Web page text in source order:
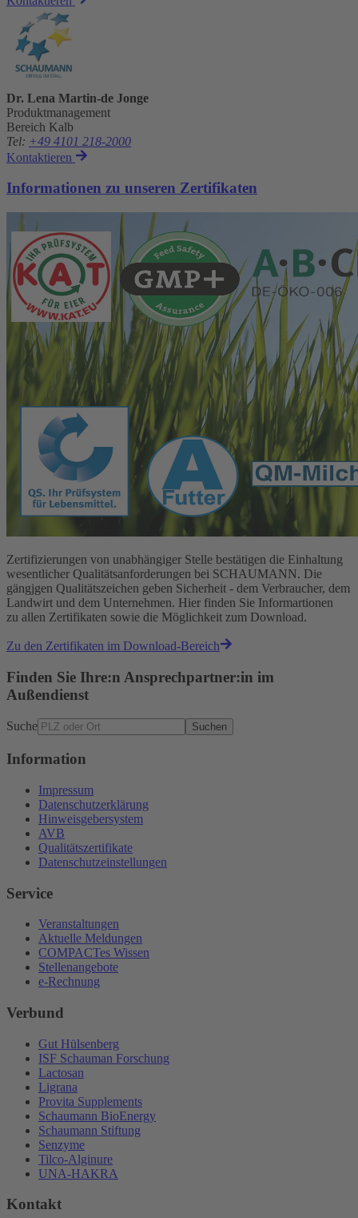
Dr. Lena Martin-de Jonge
Produktmanagement
Bereich Kalb
Tel: +49 4101 218-2000
Kontaktieren
Informationen zu unseren Zertifikaten
Zertifizierungen von unabhängiger Stelle bestätigen die Einhaltung
wesentlicher Qualitätsanforderungen bei SCHAUMANN. Die
gängjgen Qualitätszeichen geben Sicherheit - dem Verbraucher, dem
Landwirt und dem Unternehmen. Hier finden Sie Informartionen
zu allen Zertifikaten sowie die Möglichkeit zum Download.
Zu den Zertifikaten im Download-Bereich
Finden Sie Ihre:n Ansprechpartner:in im
Außendienst
Suche Suchen
Information
Impressum
Datenschutzerklärung
Hinweisgebersystem
AVB
Qualitätszertifikate
Datenschutzeinstellungen
Service
Veranstaltungen
Aktuelle Meldungen
COMPACTes Wissen
Stellenangebote
e-Rechnung
Verbund
Gut Hülsenberg
ISF Schauman Forschung
Lactosan
Ligrana
Provita Supplements
Schaumann BioEnergy
Schaumann Stiftung
Senzyme
Tilco-Alginure
UNA-HAKRA
Kontakt